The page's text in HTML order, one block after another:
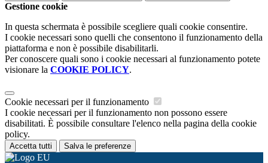
Gestione cookie
In questa schermata è possibile scegliere quali cookie consentire.
I cookie necessari sono quelli che consentono il funzionamento della
piattaforma e non è possibile disabilitarli.
Per conoscere quali sono i cookie necessari al funzionamento potete
visionare la COOKIE POLICY.
Cookie necessari per il funzionamento
I cookie necessari per il funzionamento non possono essere
disabilitati. È possibile consultare l'elenco nella pagina della cookie
policy.
Accetta tutti Salva le preferenze